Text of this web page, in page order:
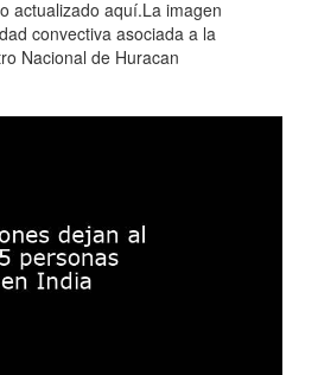
actualizado aquí.La imagen
convectiva asociada a la
Nacional de Huracan